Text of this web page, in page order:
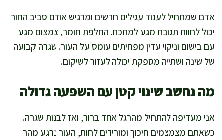
אדם שמתחיל לענוד עגילים חדשים ומרגיש אודם סביב החור
יכול לחוות תגובת מגע למתכת. החלפת חומר, צמצום מגע
עם בישום וניקוי עדין מפחיתים עומס על העור. שגרה קבועה
של שינה ושתייה מספקת יכולה לעזור לשיקום.
מה נחשב שינוי קטן עם השפעה גדולה
אני מעדיפה להתחיל מהרגל אחד ברור, ואז לבנות שגרה.
כשאתם מצמצמים חיכוך ומורידים לחות, העור נרגע מהר